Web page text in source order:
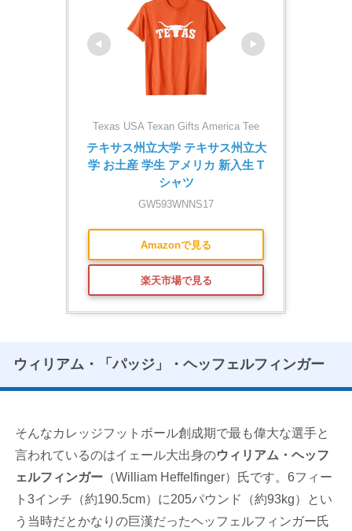
Texas USA Texan Gifts America Tee
テキサス州立大学 テキサス州立大
学 お土産 学生 アメリカ 新入生 T
シャツ
GW593WNNS17
Amazonで見る
楽天市場で見る
ウィリアム・「パッジ」・ヘッフェルフィンガー
そんなカレッジフットボール創成期で最も偉大な選手と
言われているのはイェール大出身のウィリアム・ヘッフ
ェルフィンガー （William Heffelfinger）氏です。6フィー
ト3インチ（約190.5cm）に205パウンド（約93kg）とい
う当時だとかなりの巨漢だったヘッフェルフィンガー氏